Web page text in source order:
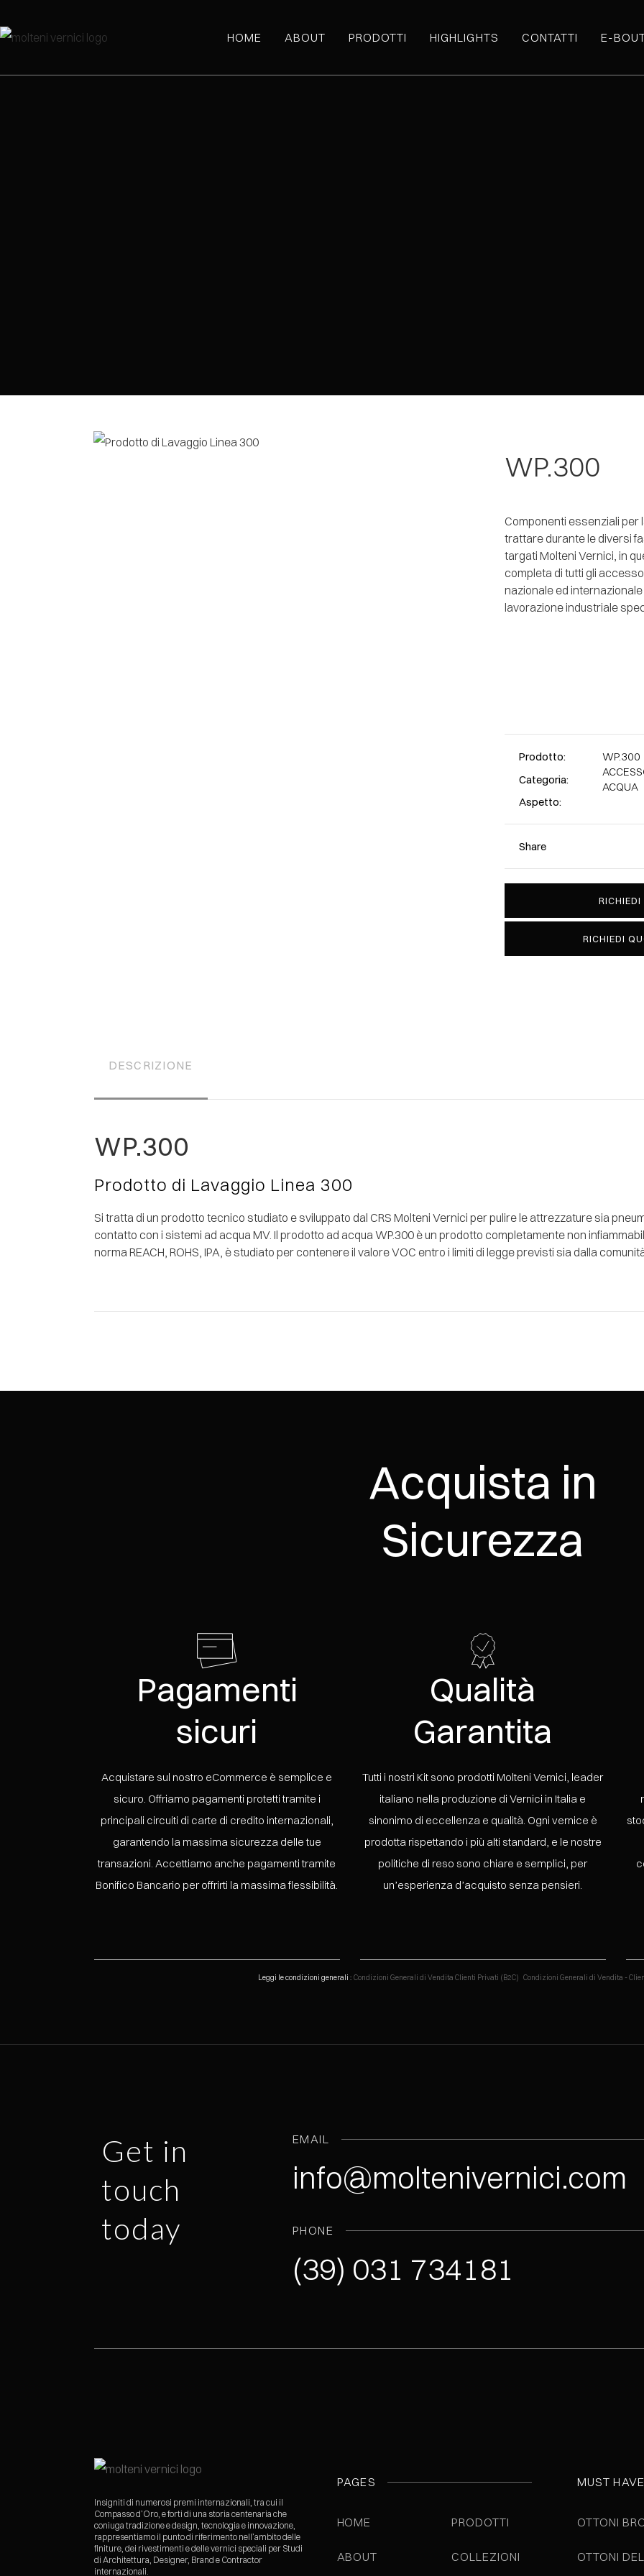
HOME ABOUT PRODOTTI HIGHLIGHTS CONTATTI E-
WP.300
Componenti essenziali
trattare durante le diversi
targati Molteni Vernici, in
completa di tutti gli
nazionale ed
lavorazione industriale
Prodotto:
WP.300
Categoria:
ACQUA
Aspetto:
Share
RICHIEDI
DESCRIZIONE
WP.300
Prodotto di Lavaggio Linea 300
Si tratta di un prodotto tecnico studiato e sviluppato dal CRS Molteni Vernici per pulire le attrezzature sia
contatto con i sistemi ad acqua MV. Il prodotto ad acqua WP.300 è un prodotto completamente non
norma REACH, ROHS, IPA, è studiato per contenere il valore VOC entro i limiti di legge previsti sia dalla
Acquista in
Sicurezza
Pagamenti
sicuri
Acquistare sul nostro eCommerce è semplice e
sicuro. Offriamo pagamenti protetti tramite i
principali circuiti di carte di credito internazionali,
garantendo la massima sicurezza delle tue
transazioni. Accettiamo anche pagamenti tramite
Bonifico Bancario per offrirti la massima flessibilità.
Qualità
Garantita
Tutti i nostri Kit sono prodotti Molteni Vernici, leader
italiano nella produzione di Vernici in Italia e
sinonimo di eccellenza e qualità. Ogni vernice è
prodotta rispettando i più alti standard, e le nostre
politiche di reso sono chiare e semplici, per
un’esperienza d’acquisto senza pensieri.
Leggi le condizioni generali : Condizioni Generali di Vendita Clienti Privati (B2C) Condizioni Generali di Vendita -
Get in
touch
today
EMAIL
info@moltenivernici.com
PHONE
(39) 031 734181
Insigniti di numerosi premi internazionali, tra cui il
Compasso d’Oro, e forti di una storia centenaria che
coniuga tradizione e design, tecnologia e innovazione,
rappresentiamo il punto di riferimento nell’ambito delle
finiture, dei rivestimenti e delle vernici speciali per Studi
di Architettura, Designer, Brand e Contractor
internazionali.
PAGES
HOME
ABOUT
PRODOTTI
COLLEZIONI
MUST HAVE
OTTONI
OTTONI